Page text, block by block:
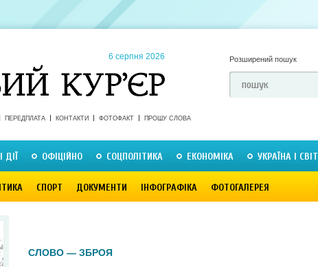
6 серпня 2026 Розширений пошук
ПЕРЕДПЛАТА КОНТАКТИ ФОТОФАКТ ПРОШУ СЛОВА
ДІЇ ОФІЦІЙНО СОЦПОЛІТИКА ЕКОНОМІКА УКРАЇНА І СВІТ
СПОРТ ДОКУМЕНТИ ІНФОГРАФІКА ФОТОГАЛЕРЕЯ
СЛОВО — ЗБРОЯ